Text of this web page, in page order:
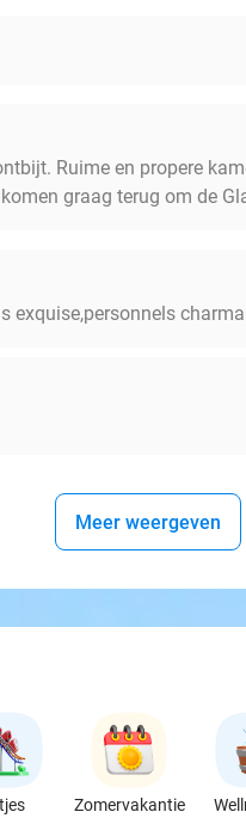
Ruime en propere
graag terug om de
exquise,personnels
Meer weergeven
Zomervakantie